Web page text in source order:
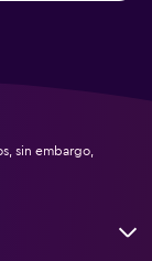
sin embargo,